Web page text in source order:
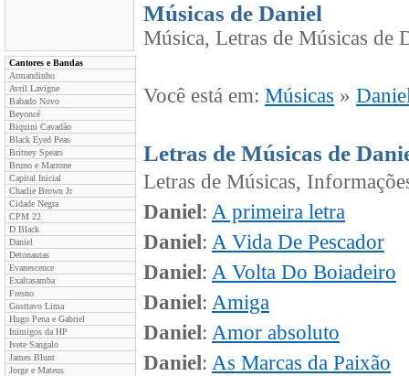
Cantores e Bandas
Armandinho
Avril Lavigne
Babado Novo
Beyoncé
Biquini Cavadão
Black Eyed Peas
Britney Spears
Bruno e Marrone
Capital Inicial
Charlie Brown Jr
Cidade Negra
CPM 22
D Black
Daniel
Detonautas
Evanescence
Exaltasamba
Fresno
Gusttavo Lima
Hugo Pena e Gabriel
Inimigos da HP
Ivete Sangalo
James Blunt
Jorge e Mateus
Músicas de Daniel
Música, Letras de Músicas de
Você está em: Músicas »
Letras de Músicas de
Letras de Músicas,
Daniel: A primeira letra
Daniel: A Vida De Pescador
Daniel: A Volta Do Boiadeiro
Daniel: Amiga
Daniel: Amor absoluto
Daniel: As Marcas da Paixão